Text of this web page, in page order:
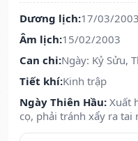
Dương lịch:17/03/2003
Âm lịch:15/02/2003
Can chi:Ngày: Kỷ Sửu,
Tiết khí:Kinh trập
Ngày Thiên Hầu: Xuất
cọ, phải tránh xẩy ra tai